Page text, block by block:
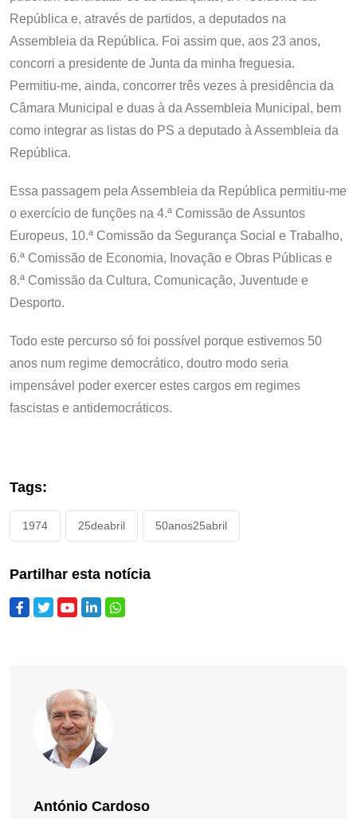
República e, através de partidos, a deputados na
Assembleia da República. Foi assim que, aos 23 anos,
concorri a presidente de Junta da minha freguesia.
Permitiu-me, ainda, concorrer três vezes à presidência da
Câmara Municipal e duas à da Assembleia Municipal, bem
como integrar as listas do PS a deputado à Assembleia da
República.
Essa passagem pela Assembleia da República permitiu-me
o exercício de funções na 4.ª Comissão de Assuntos
Europeus, 10.ª Comissão da Segurança Social e Trabalho,
6.ª Comissão de Economia, Inovação e Obras Públicas e
8.ª Comissão da Cultura, Comunicação, Juventude e
Desporto.
Todo este percurso só foi possível porque estivemos 50
anos num regime democrático, doutro modo seria
impensável poder exercer estes cargos em regimes
fascistas e antidemocráticos.
Tags:
1974 25deabril 50anos25abril
Partilhar esta notícia
António Cardoso